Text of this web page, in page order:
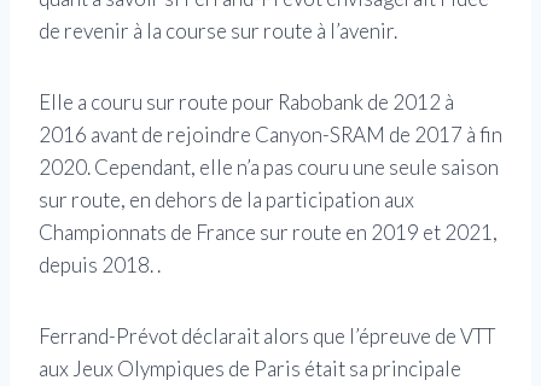
de revenir à la course sur route à l’avenir.
Elle a couru sur route pour Rabobank de 2012 à
2016 avant de rejoindre Canyon-SRAM de 2017 à fin
2020. Cependant, elle n’a pas couru une seule saison
sur route, en dehors de la participation aux
Championnats de France sur route en 2019 et 2021,
depuis 2018. .
Ferrand-Prévot déclarait alors que l’épreuve de VTT
aux Jeux Olympiques de Paris était sa principale